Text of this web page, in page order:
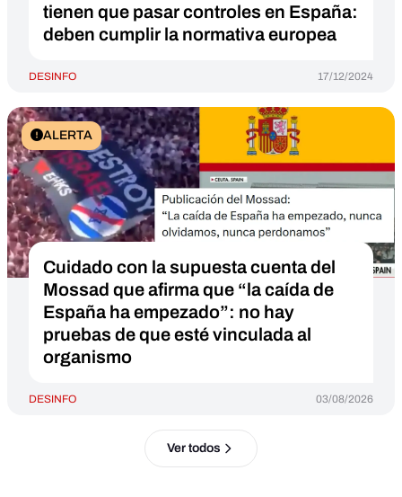
tienen que pasar controles en España:
deben cumplir la normativa europea
DESINFO 17/12/2024
ALERTA
Cuidado con la supuesta cuenta del
Mossad que afirma que “la caída de
España ha empezado”: no hay
pruebas de que esté vinculada al
organismo
DESINFO 03/08/2026
Ver todos